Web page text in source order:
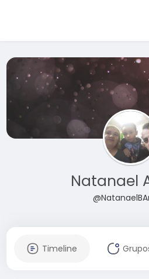
Natanael
Timeline